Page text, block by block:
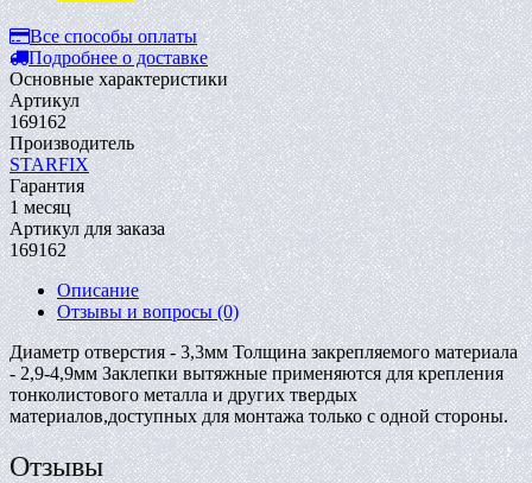
Все способы оплаты
Подробнее о доставке
Основные характеристики
Артикул
169162
Производитель
STARFIX
Гарантия
1 месяц
Артикул для заказа
169162
Описание
Отзывы и вопросы(0)
Диаметр отверстия - 3,3мм Толщина закрепляемого материала
- 2,9-4,9мм Заклепки вытяжные применяются для крепления
тонколистового металла и других твердых
материалов,доступных для монтажа только с одной стороны.
Отзывы